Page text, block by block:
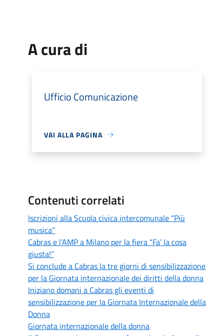
A cura di
Ufficio Comunicazione
VAI ALLA PAGINA
Contenuti correlati
Iscrizioni alla Scuola civica intercomunale “Più
musica”
Cabras e l’AMP a Milano per la fiera “Fa’ la cosa
giusta!”
Si conclude a Cabras la tre giorni di sensibilizzazione
per la Giornata internazionale dei diritti della donna
Iniziano domani a Cabras gli eventi di
sensibilizzazione per la Giornata Internazionale della
Donna
Giornata internazionale della donna